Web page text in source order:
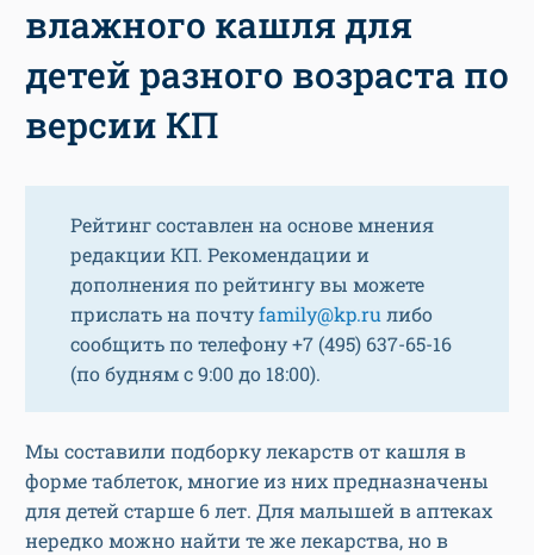
влажного кашля для
детей разного возраста по
версии КП
Рейтинг составлен на основе мнения
редакции КП. Рекомендации и
дополнения по рейтингу вы можете
прислать на почтуfamily@kp.ruлибо
сообщить по телефону +7 (495) 637-65-16
(по будням с 9:00 до 18:00).
Мы составили подборку лекарств от кашля в
форме таблеток, многие из них предназначены
для детей старше 6 лет. Для малышей в аптеках
нередко можно найти те же лекарства, но в